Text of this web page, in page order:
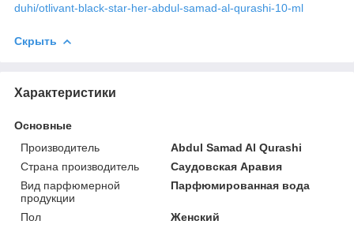
duhi/otlivant-black-star-her-abdul-samad-al-qurashi-10-ml
Скрыть
Характеристики
Основные
Производитель
Abdul Samad Al Qurashi
Страна производитель
Саудовская Аравия
Вид парфюмерной
продукции
Парфюмированная вода
Пол
Женский